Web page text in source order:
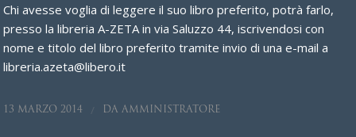
Chi avesse voglia di leggere il suo libro preferito, potrà farlo,
presso la libreria A-ZETA in via Saluzzo 44, iscrivendosi con
nome e titolo del libro preferito tramite invio di una e-mail a
libreria.azeta@libero.it
13 MARZO 2014 / DAAMMINISTRATORE